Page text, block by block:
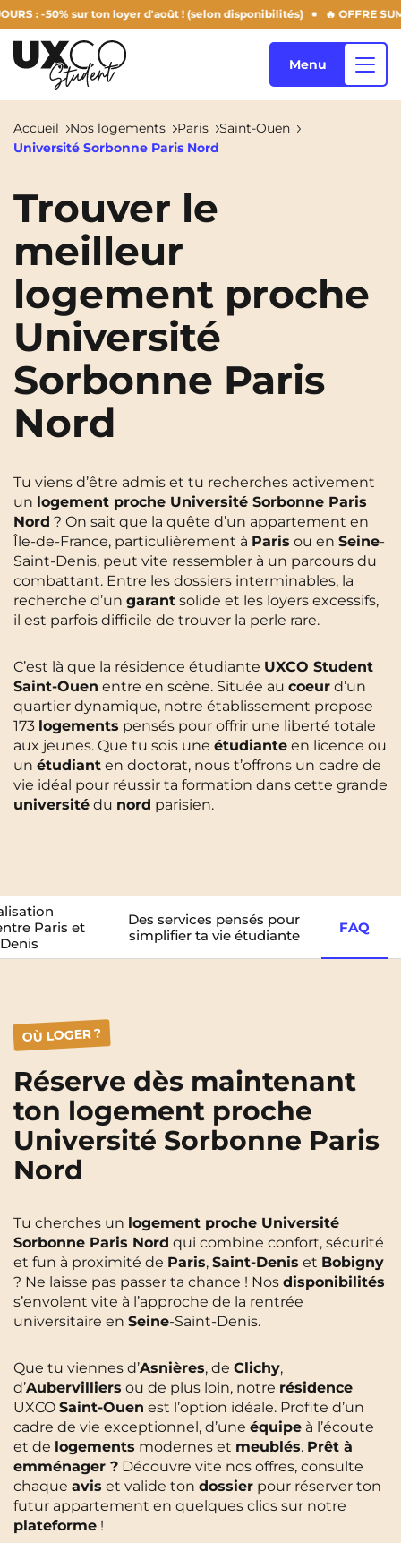
: -50% sur ton loyer d'août ! (selon disponibilités) 🔥 OFFRE
Annemasse
Bezons Blois
Bordeaux Boulogne-Billancourt
Brest Caen
Cergy-Pontoise
Grenoble
La Rochelle Le Havre
Lille Limoges
Lomme Lyon
Nantes Nîmes
Noisy-Le-Grand Orly
Palaiseau Paris
Pau Reims
Toulouse NEW! Tours
Valenciennes Vichy
Qui sommes-nous ?
Blog
FR
FR
Menu
Accueil Nos logements Paris
Saint-Ouen
Université Sorbonne Paris Nord
Trouver le
meilleur
logement proche
Université
Sorbonne Paris
Nord
Tu viens d’être admis et tu recherches activement
un logement proche Université Sorbonne Paris
Nord ? On sait que la quête d’un appartement en
Île-de-France, particulièrement à Paris ou en Seine-
Saint-Denis, peut vite ressembler à un parcours du
combattant. Entre les dossiers interminables, la
recherche d’un garant solide et les loyers excessifs,
il est parfois difficile de trouver la perle rare.
C’est là que la résidence étudiante UXCO Student
Saint-Ouen entre en scène. Située au coeur d’un
quartier dynamique, notre établissement propose
173 logements pensés pour offrir une liberté totale
aux jeunes. Que tu sois une étudiante en licence ou
un étudiant en doctorat, nous t’offrons un cadre de
vie idéal pour réussir ta formation dans cette grande
université du nord parisien.
Paris et
Des services pensés pour
simplifier ta vie étudiante
FAQ
OÙ LOGER ?
Réserve dès maintenant
ton logement proche
Université Sorbonne Paris
Nord
Tu cherches un logement proche Université
Sorbonne Paris Nord qui combine confort, sécurité
et fun à proximité de Paris, Saint-Denis et Bobigny
? Ne laisse pas passer ta chance ! Nos disponibilités
s’envolent vite à l’approche de la rentrée
universitaire en Seine-Saint-Denis.
Que tu viennes d’Asnières, de Clichy,
d’Aubervilliers ou de plus loin, notre résidence
UXCO Saint-Ouen est l’option idéale. Profite d’un
cadre de vie exceptionnel, d’une équipe à l’écoute
et de logements modernes et meublés. Prêt à
emménager ? Découvre vite nos offres, consulte
chaque avis et valide ton dossier pour réserver ton
futur appartement en quelques clics sur notre
plateforme !